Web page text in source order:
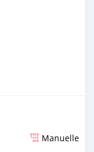
Manuelle